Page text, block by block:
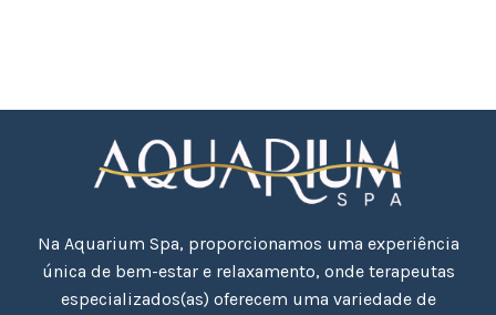
Na Aquarium Spa, proporcionamos uma experiência
única de bem-estar e relaxamento, onde terapeutas
especializados(as) oferecem uma variedade de